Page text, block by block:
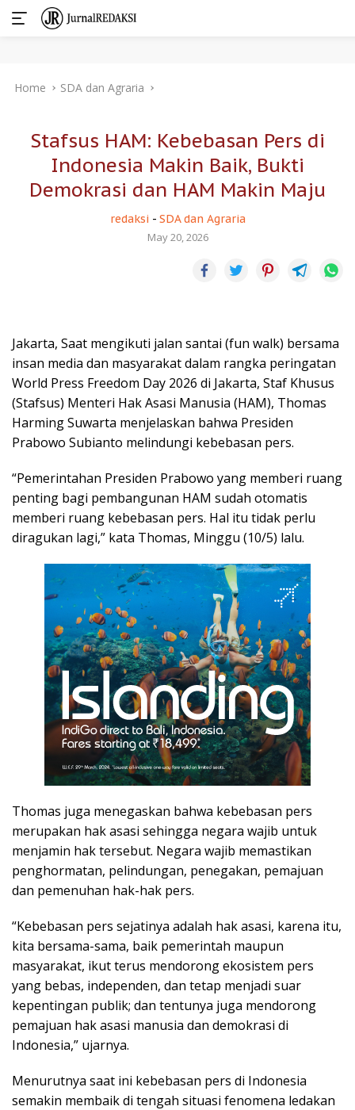
Home SDA dan Agraria
Stafsus HAM: Kebebasan Pers di
Indonesia Makin Baik, Bukti
Demokrasi dan HAM Makin Maju
redaksi - SDA dan Agraria
May 20, 2026
Jakarta, Saat mengikuti jalan santai (fun walk) bersama
insan media dan masyarakat dalam rangka peringatan
World Press Freedom Day 2026 di Jakarta, Staf Khusus
(Stafsus) Menteri Hak Asasi Manusia (HAM), Thomas
Harming Suwarta menjelaskan bahwa Presiden
Prabowo Subianto melindungi kebebasan pers.
“Pemerintahan Presiden Prabowo yang memberi ruang
penting bagi pembangunan HAM sudah otomatis
memberi ruang kebebasan pers. Hal itu tidak perlu
diragukan lagi,” kata Thomas, Minggu (10/5) lalu.
Thomas juga menegaskan bahwa kebebasan pers
merupakan hak asasi sehingga negara wajib untuk
menjamin hak tersebut. Negara wajib memastikan
penghormatan, pelindungan, penegakan, pemajuan
dan pemenuhan hak-hak pers.
“Kebebasan pers sejatinya adalah hak asasi, karena itu,
kita bersama-sama, baik pemerintah maupun
masyarakat, ikut terus mendorong ekosistem pers
yang bebas, independen, dan tetap menjadi suar
kepentingan publik; dan tentunya juga mendorong
pemajuan hak asasi manusia dan demokrasi di
Indonesia,” ujarnya.
Menurutnya saat ini kebebasan pers di Indonesia
semakin membaik di tengah situasi fenomena ledakan